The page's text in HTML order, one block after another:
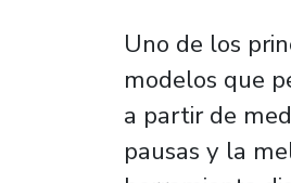
Uno de los
modelos que
a partir de
pausas y la